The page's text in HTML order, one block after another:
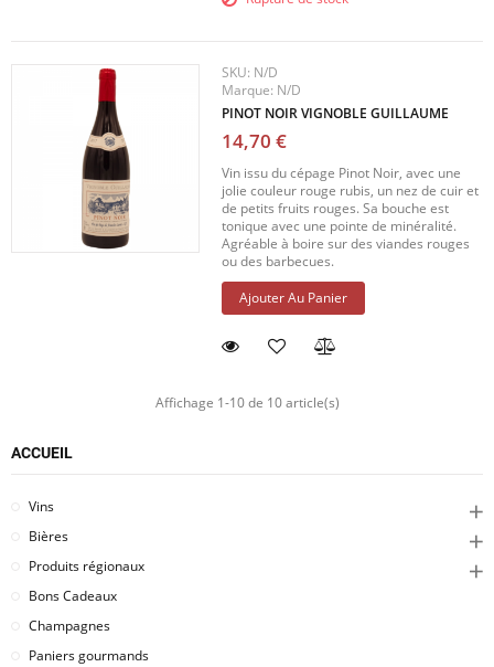
SKU: N/D
Marque: N/D
PINOT NOIR VIGNOBLE GUILLAUME
14,70 €
Vin issu du cépage Pinot Noir, avec une
jolie couleur rouge rubis, un nez de cuir et
de petits fruits rouges. Sa bouche est
tonique avec une pointe de minéralité.
Agréable à boire sur des viandes rouges
ou des barbecues.
Ajouter Au Panier
Affichage 1-10 de 10 article(s)
ACCUEIL
Vins
Bières
Produits régionaux
Bons Cadeaux
Champagnes
Paniers gourmands